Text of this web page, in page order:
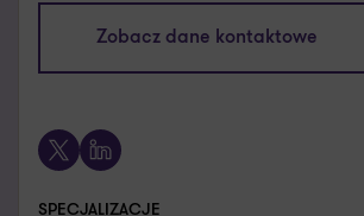
Zobacz dane kontaktowe
bialecka@pl.gt.com
X LinkedIn
SPECJALIZACJE
Zobacz dane kontaktowe
+48 661 538 591
SPECJALIZACJE